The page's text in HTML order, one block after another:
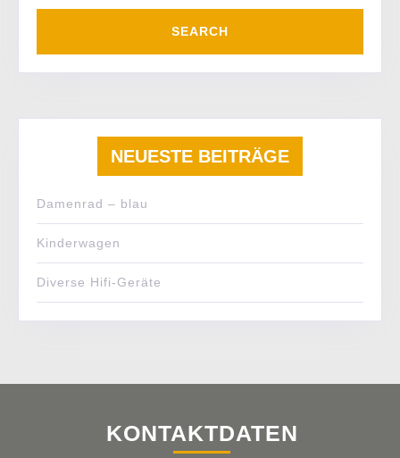
NEUESTE BEITRÄGE
Damenrad – blau
Kinderwagen
Diverse Hifi-Geräte
KONTAKTDATEN